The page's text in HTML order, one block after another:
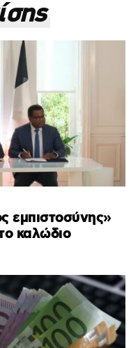
εμπιστοσύνης»
καλώδιο